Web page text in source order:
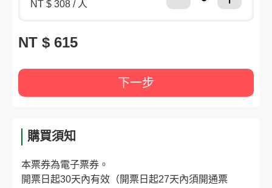
NT $ 308 / 人
NT $ 615
下一步
購買須知
本票券為電子票券。
開票日起30天內有效（開票日起27天內須開通票